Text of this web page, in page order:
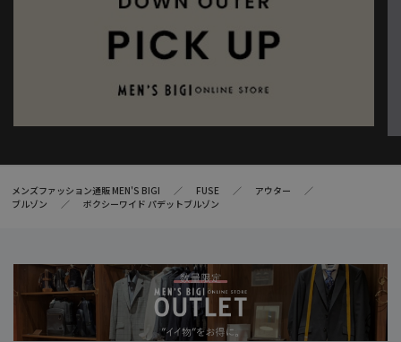
メンズファッション通販 MEN'S BIGI FUSE
アウター
ブルゾン
ボクシーワイド パデットブルゾン